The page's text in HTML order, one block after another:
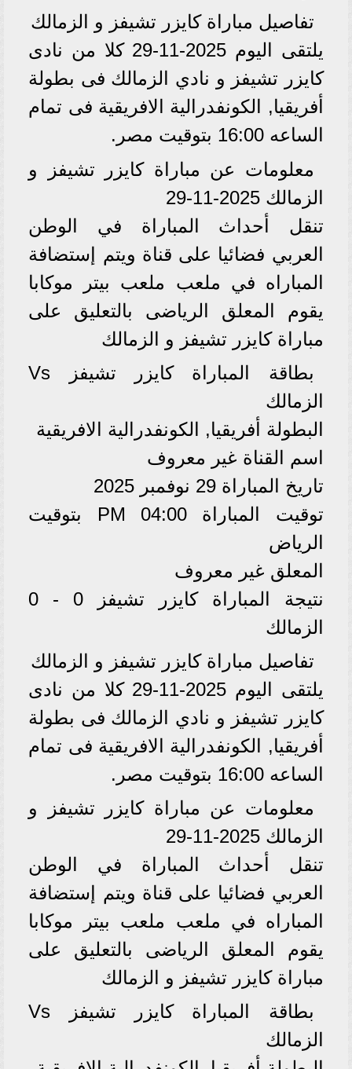
تفاصيل مباراة كايزر تشيفز و الزمالك
يلتقى اليوم 2025-11-29 كلا من نادى
كايزر تشيفز و نادي الزمالك فى بطولة
أفريقيا, الكونفدرالية الافريقية فى تمام
الساعه 16:00 بتوقيت مصر.
معلومات عن مباراة كايزر تشيفز و
الزمالك 2025-11-29
تنقل أحداث المباراة في الوطن
العربي فضائيا على قناة ويتم إستضافة
المباراه في ملعب ملعب بيتر موكابا
يقوم المعلق الرياضى بالتعليق على
مباراة كايزر تشيفز و الزمالك
بطاقة المباراة كايزر تشيفز Vs
الزمالك
البطولة أفريقيا, الكونفدرالية الافريقية
اسم القناة غير معروف
تاريخ المباراة 29 نوفمبر 2025
توقيت المباراة 04:00 PM بتوقيت
الرياض
المعلق غير معروف
نتيجة المباراة كايزر تشيفز 0 - 0
الزمالك
تفاصيل مباراة كايزر تشيفز و الزمالك
يلتقى اليوم 2025-11-29 كلا من نادى
كايزر تشيفز و نادي الزمالك فى بطولة
أفريقيا, الكونفدرالية الافريقية فى تمام
الساعه 16:00 بتوقيت مصر.
معلومات عن مباراة كايزر تشيفز و
الزمالك 2025-11-29
تنقل أحداث المباراة في الوطن
العربي فضائيا على قناة ويتم إستضافة
المباراه في ملعب ملعب بيتر موكابا
يقوم المعلق الرياضى بالتعليق على
مباراة كايزر تشيفز و الزمالك
بطاقة المباراة كايزر تشيفز Vs
الزمالك